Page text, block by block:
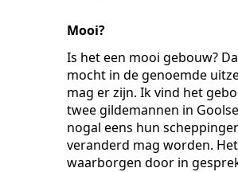
Mooi?
Is het een mooi gebouw?
mocht in de genoemde
mag er zijn. Ik vind het
twee gildemannen in
nogal eens hun
veranderd mag worden.
waarborgen door in